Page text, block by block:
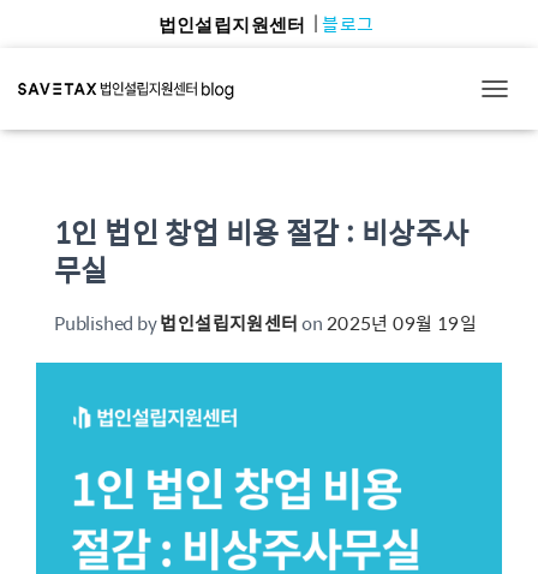
법인설립지원센터 블로그
1인 법인 창업 비용 절감 : 비상주사
무실
Published by법인설립지원센터on2025년 09월 19일